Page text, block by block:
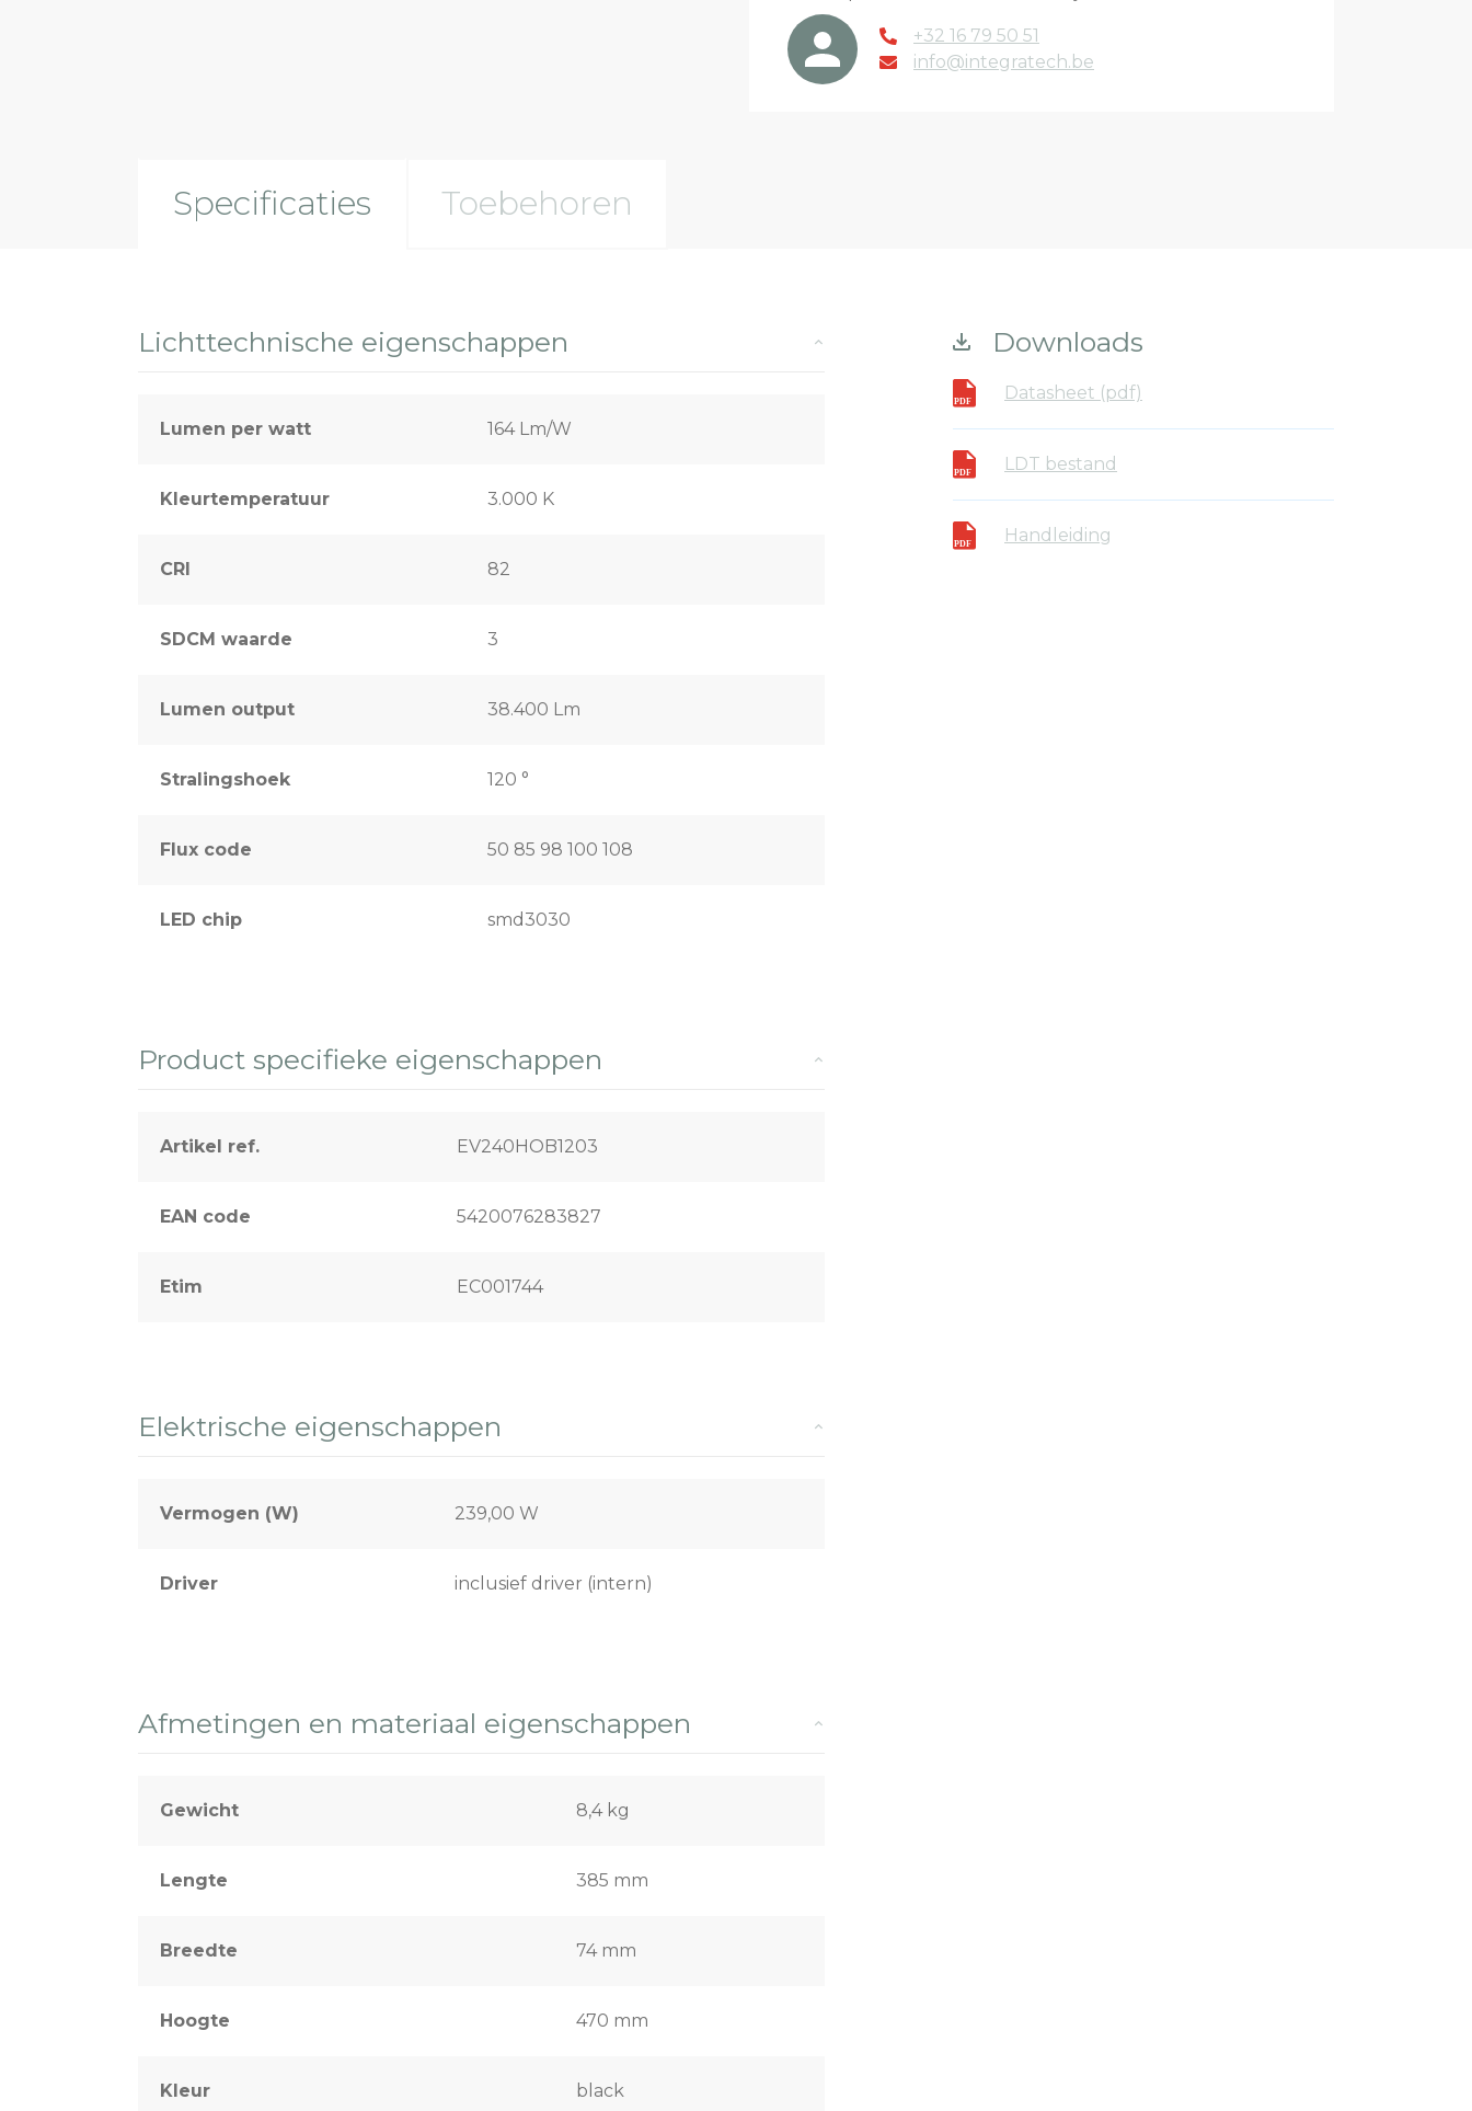
+32 16 79 50 51
info@integratech.be
Specificaties Toebehoren
Lichttechnische eigenschappen
Lumen per watt 164 Lm/W
Kleurtemperatuur 3.000 K
CRI 82
SDCM waarde 3
Lumen output 38.400 Lm
Stralingshoek 120 °
Flux code 50 85 98 100 108
LED chip smd3030
Product specifieke eigenschappen
Artikel ref. EV240HOB1203
EAN code 5420076283827
Etim EC001744
Elektrische eigenschappen
Vermogen (W) 239,00 W
Driver inclusief driver (intern)
Afmetingen en materiaal eigenschappen
Gewicht 8,4 kg
Lengte 385 mm
Breedte 74 mm
Hoogte 470 mm
Kleur black
Downloads
Datasheet (pdf)
LDT bestand
Handleiding